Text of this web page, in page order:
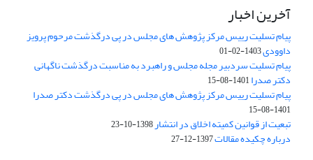
آخرین اخبار
پیام تسلیت رییس مرکز پژوهش های مجلس در پی درگذشت مرحوم پرویز
داوودی1403-02-01
پیام تسلیت سردبیر مجله مجلس و راهبرد به مناسبت درگذشت ناگهانی
دکتر صدرا1401-08-15
پیام تسلیت رییس مرکز پژوهش های مجلس در پی درگذشت دکتر صدرا
1401-08-15
تبعیت از قوانین کمیته اخلاق در انتشار1398-10-23
درباره چکیده مقالات1397-12-27